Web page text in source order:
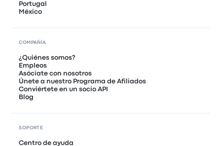
Portugal
México
COMPAÑÍA
¿Quiénes somos?
Empleos
Asóciate con nosotros
Únete a nuestro Programa de Afiliados
Conviértete en un socio API
Blog
SOPORTE
Centro de ayuda